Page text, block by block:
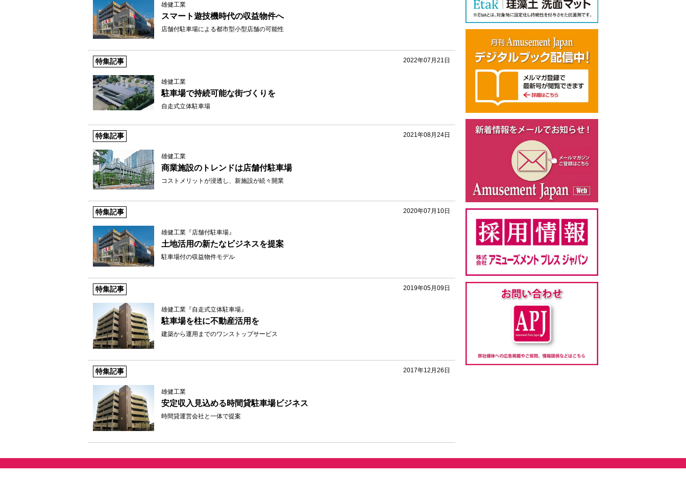
雄健工業
スマート遊技機時代の収益物件へ
店舗付駐車場による都市型小型店舗の可能性
2022年07月21日
特集記事
雄健工業
駐車場で持続可能な街づくりを
自走式立体駐車場
2021年08月24日
特集記事
雄健工業
商業施設のトレンドは店舗付駐車場
コストメリットが浸透し、新施設が続々開業
2020年07月10日
特集記事
雄健工業『店舗付駐車場』
土地活用の新たなビジネスを提案
駐車場付の収益物件モデル
2019年05月09日
特集記事
雄健工業『自走式立体駐車場』
駐車場を柱に不動産活用を
建築から運用までのワンストップサービス
2017年12月26日
特集記事
雄健工業
安定収入見込める時間貸駐車場ビジネス
時間貸運営会社と一体で提案